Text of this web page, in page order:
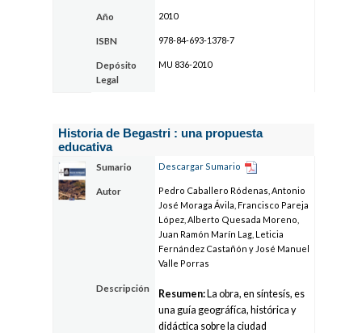
Año 2010
ISBN 978-84-693-1378-7
Depósito
Legal
MU 836-2010
Historia de Begastri : una propuesta
educativa
Sumario Descargar Sumario
Autor
Pedro Caballero Ródenas, Antonio
José Moraga Ávila, Francisco Pareja
López, Alberto Quesada Moreno,
Juan Ramón Marín Lag, Leticia
Fernández Castañón y José Manuel
Valle Porras
Descripción
Resumen: La obra, en síntesís, es
una guía geográfíca, histórica y
didáctica sobre la ciudad